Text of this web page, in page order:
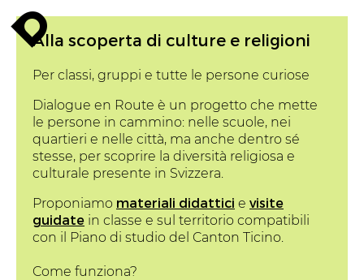
enrouteAlla scoperta di culture e religioni
Per classi, gruppi e tutte le persone curiose
Dialogue en Route è un progetto che mette
le persone in cammino: nelle scuole, nei
quartieri e nelle città, ma anche dentro sé
stesse, per scoprire la diversità religiosa e
culturale presente in Svizzera.
Proponiamo materiali didattici e visite
guidate in classe e sul territorio compatibili
con il Piano di studio del Canton Ticino.
Come funziona?